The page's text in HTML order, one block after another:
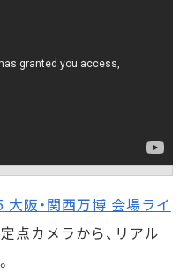
阪・関西万博 会場ライ
点カメラから、リアル